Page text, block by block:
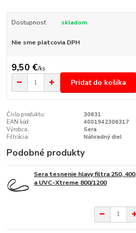
Dostupnosť skladom
Nie sme platcovia DPH
9,50 €/ks
Pridať do košíka
Číslo produktu:
30631
EAN kód:
4001942306317
Výrobca:
Sera
Filtrácia:
Náhradný diel
Podobné produkty
Sera tesnenie hlavy filtra 250,
a UVC-Xtreme 800/1200